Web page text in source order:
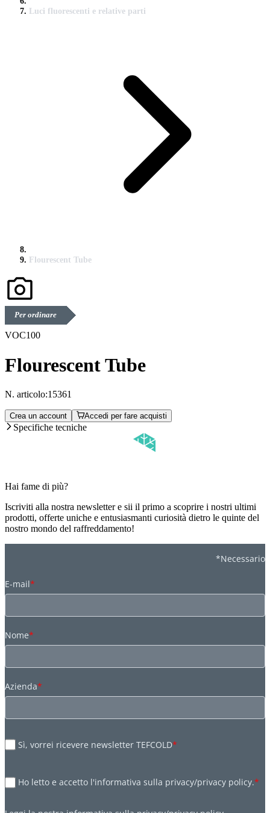
Luci fluorescenti e relative parti
Flourescent Tube
Per ordinare
VOC100
Flourescent Tube
N. articolo:15361
Crea un account Accedi per fare acquisti
Specifiche tecniche
Hai fame di più?
Iscriviti alla nostra newsletter e sii il primo a scoprire i nostri ultimi
prodotti, offerte uniche e entusiasmanti curiosità dietro le quinte del
nostro mondo del raffreddamento!
*Necessario
E-mail*
Nome*
Azienda*
Sì, vorrei ricevere newsletter TEFCOLD*
Ho letto e accetto l'informativa sulla privacy/privacy policy.*